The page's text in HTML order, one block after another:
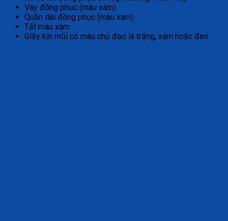
Váy đồng phục (màu xám)
Quần dài đồng phục (màu xám)
Tất màu xám
Giầy kín mũi có màu chủ đạo là trắng, xám hoặc đen